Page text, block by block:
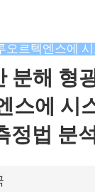
오르텍엔스에
분해 형
스에 시
정법 분